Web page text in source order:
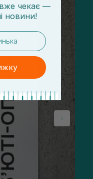
вже чекає —
новини!